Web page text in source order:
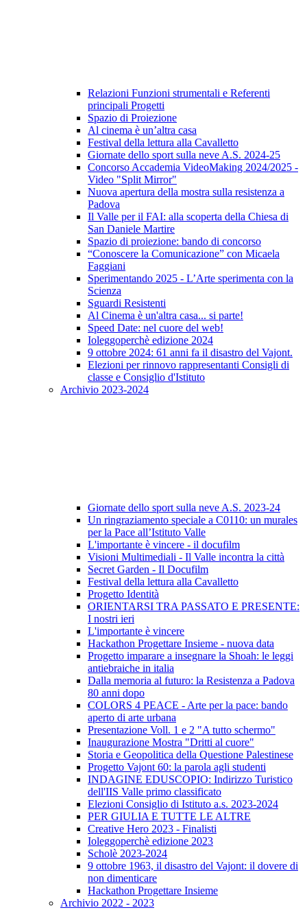
Relazioni Funzioni strumentali e Referenti
principali Progetti
Spazio di Proiezione
Al cinema è un’altra casa
Festival della lettura alla Cavalletto
Giornate dello sport sulla neve A.S. 2024-25
Concorso Accademia VideoMaking 2024/2025 -
Video "Split Mirror"
Nuova apertura della mostra sulla resistenza a
Padova
Il Valle per il FAI: alla scoperta della Chiesa di
San Daniele Martire
Spazio di proiezione: bando di concorso
“Conoscere la Comunicazione” con Micaela
Faggiani
Sperimentando 2025 - L’Arte sperimenta con la
Scienza
Sguardi Resistenti
Al Cinema è un'altra casa... si parte!
Speed Date: nel cuore del web!
Ioleggoperchè edizione 2024
9 ottobre 2024: 61 anni fa il disastro del Vajont.
Elezioni per rinnovo rappresentanti Consigli di
classe e Consiglio d'Istituto
Archivio 2023-2024
Giornate dello sport sulla neve A.S. 2023-24
Un ringraziamento speciale a C0110: un murales
per la Pace all’Istituto Valle
L'importante è vincere - il docufilm
Visioni Multimediali - Il Valle incontra la città
Secret Garden - Il Docufilm
Festival della lettura alla Cavalletto
Progetto Identità
ORIENTARSI TRA PASSATO E PRESENTE:
I nostri ieri
L'importante è vincere
Hackathon Progettare Insieme - nuova data
Progetto imparare a insegnare la Shoah: le leggi
antiebraiche in italia
Dalla memoria al futuro: la Resistenza a Padova
80 anni dopo
COLORS 4 PEACE - Arte per la pace: bando
aperto di arte urbana
Presentazione Voll. 1 e 2 "A tutto schermo"
Inaugurazione Mostra "Dritti al cuore"
Storia e Geopolitica della Questione Palestinese
Progetto Vajont 60: la parola agli studenti
INDAGINE EDUSCOPIO: Indirizzo Turistico
dell'IIS Valle primo classificato
Elezioni Consiglio di Istituto a.s. 2023-2024
PER GIULIA E TUTTE LE ALTRE
Creative Hero 2023 - Finalisti
Ioleggoperchè edizione 2023
Scholè 2023-2024
9 ottobre 1963, il disastro del Vajont: il dovere di
non dimenticare
Hackathon Progettare Insieme
Archivio 2022 - 2023